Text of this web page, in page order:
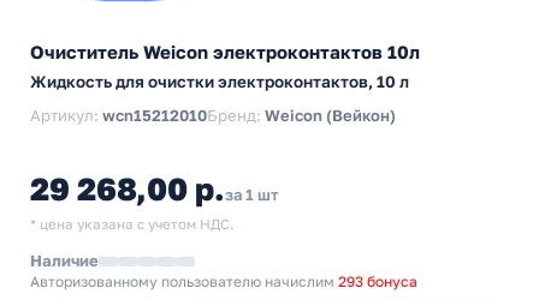
Очиститель Weicon электроконтактов 10л
Жидкость для очистки электроконтактов, 10 л
Артикул: wcn15212010Бренд: Weicon (Вейкон)
29 268,00 р.за 1 шт
* цена указана с учетом НДС.
Наличие
Авторизованному пользователю начислим 293 бонуса